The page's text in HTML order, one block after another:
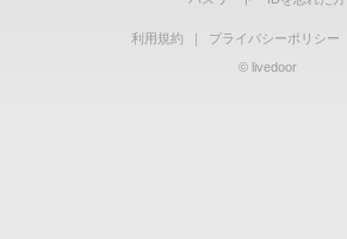
利用規約 ｜ プライバシーポリシー
© livedoor